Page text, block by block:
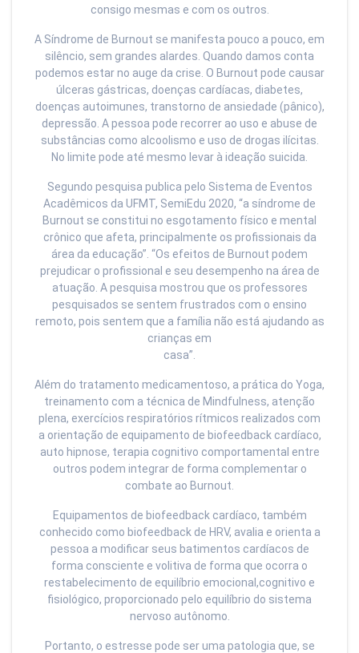
consigo mesmas e com os outros.
A Síndrome de Burnout se manifesta pouco a pouco, em
silêncio, sem grandes alardes. Quando damos conta
podemos estar no auge da crise. O Burnout pode causar
úlceras gástricas, doenças cardíacas, diabetes,
doenças autoimunes, transtorno de ansiedade (pânico),
depressão. A pessoa pode recorrer ao uso e abuse de
substâncias como alcoolismo e uso de drogas ilícitas.
No limite pode até mesmo levar à ideação suicida.
Segundo pesquisa publica pelo Sistema de Eventos
Acadêmicos da UFMT, SemiEdu 2020, “a síndrome de
Burnout se constitui no esgotamento físico e mental
crônico que afeta, principalmente os profissionais da
área da educação”. “Os efeitos de Burnout podem
prejudicar o profissional e seu desempenho na área de
atuação. A pesquisa mostrou que os professores
pesquisados se sentem frustrados com o ensino
remoto, pois sentem que a família não está ajudando as
crianças em
casa”.
Além do tratamento medicamentoso, a prática do Yoga,
treinamento com a técnica de Mindfulness, atenção
plena, exercícios respiratórios rítmicos realizados com
a orientação de equipamento de biofeedback cardíaco,
auto hipnose, terapia cognitivo comportamental entre
outros podem integrar de forma complementar o
combate ao Burnout.
Equipamentos de biofeedback cardíaco, também
conhecido como biofeedback de HRV, avalia e orienta a
pessoa a modificar seus batimentos cardíacos de
forma consciente e volitiva de forma que ocorra o
restabelecimento de equilíbrio emocional,cognitivo e
fisiológico, proporcionado pelo equilíbrio do sistema
nervoso autônomo.
Portanto, o estresse pode ser uma patologia que, se